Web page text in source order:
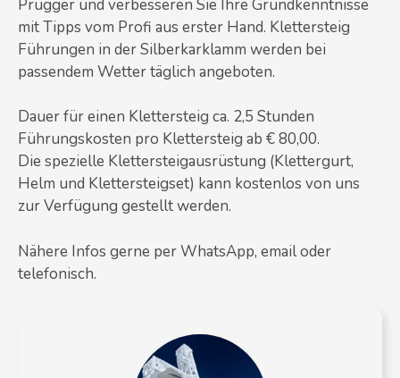
Prugger und verbesseren Sie Ihre Grundkenntnisse
mit Tipps vom Profi aus erster Hand. Klettersteig
Führungen in der Silberkarklamm werden bei
passendem Wetter täglich angeboten.
Dauer für einen Klettersteig ca. 2,5 Stunden
Führungskosten pro Klettersteig ab € 80,00.
Die spezielle Klettersteigausrüstung (Klettergurt,
Helm und Klettersteigset) kann kostenlos von uns
zur Verfügung gestellt werden.
Nähere Infos gerne per WhatsApp, email oder
telefonisch.